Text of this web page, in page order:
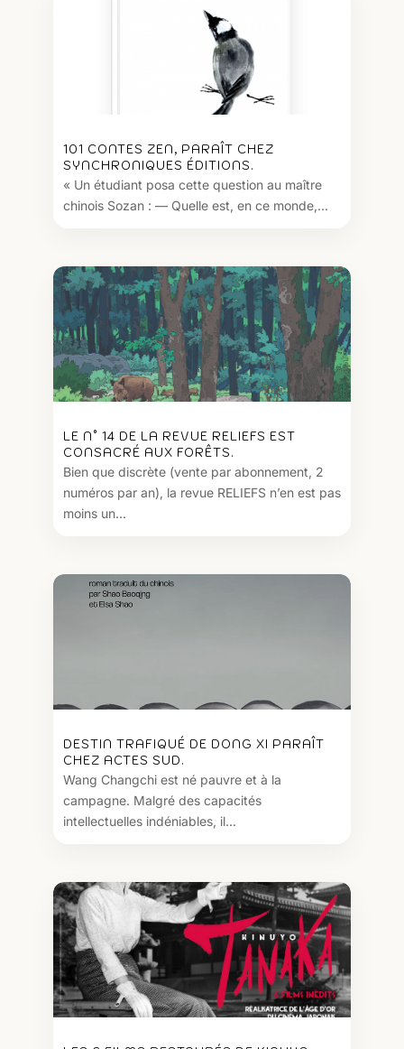
101 CONTES ZEN, PARAÎT CHEZ
SYNCHRONIQUES ÉDITIONS.
« Un étudiant posa cette question au maître
chinois Sozan : — Quelle est, en ce monde,...
LE N° 14 DE LA REVUE RELIEFS EST
CONSACRÉ AUX FORÊTS.
Bien que discrète (vente par abonnement, 2
numéros par an), la revue RELIEFS n’en est pas
moins un...
DESTIN TRAFIQUÉ DE DONG XI PARAÎT
CHEZ ACTES SUD.
Wang Changchi est né pauvre et à la
campagne. Malgré des capacités
intellectuelles indéniables, il...